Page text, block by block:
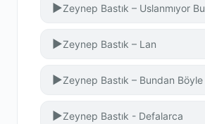
▶Zeynep Bastık – Uslanmıyor Bu
▶Zeynep Bastık – Lan
▶Zeynep Bastık – Bundan Böyle
▶Zeynep Bastık - Defalarca